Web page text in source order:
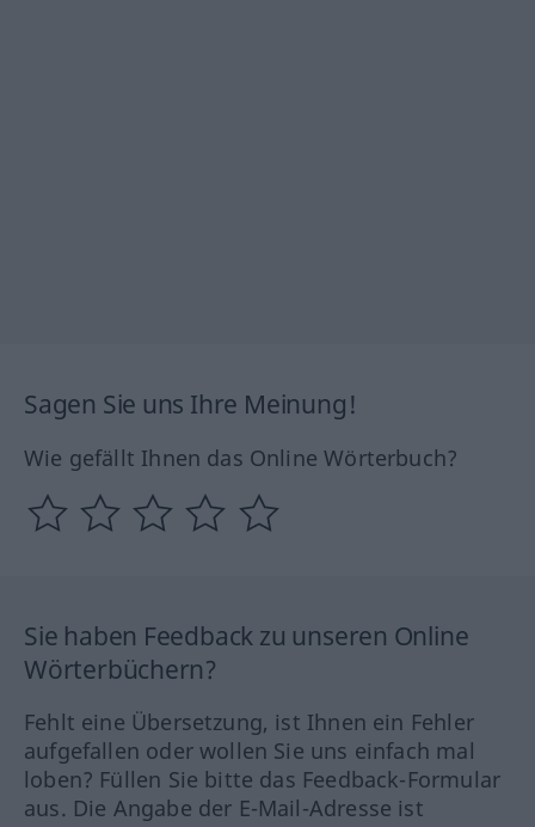
Sagen Sie uns Ihre Meinung!
Wie gefällt Ihnen das Online Wörterbuch?
Sie haben Feedback zu unseren Online
Wörterbüchern?
Fehlt eine Übersetzung, ist Ihnen ein Fehler
aufgefallen oder wollen Sie uns einfach mal
loben? Füllen Sie bitte das Feedback-Formular
aus. Die Angabe der E-Mail-Adresse ist